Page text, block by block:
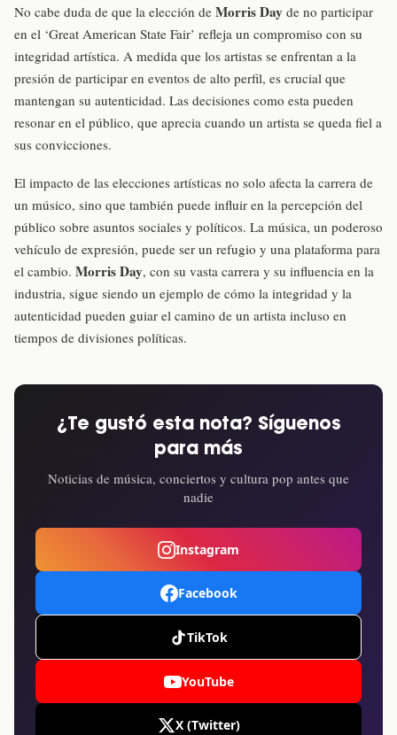
No cabe duda de que la elección de Morris Day de no participar
en el ‘Great American State Fair’ refleja un compromiso con su
integridad artística. A medida que los artistas se enfrentan a la
presión de participar en eventos de alto perfil, es crucial que
mantengan su autenticidad. Las decisiones como esta pueden
resonar en el público, que aprecia cuando un artista se queda fiel a
sus convicciones.
El impacto de las elecciones artísticas no solo afecta la carrera de
un músico, sino que también puede influir en la percepción del
público sobre asuntos sociales y políticos. La música, un poderoso
vehículo de expresión, puede ser un refugio y una plataforma para
el cambio. Morris Day, con su vasta carrera y su influencia en la
industria, sigue siendo un ejemplo de cómo la integridad y la
autenticidad pueden guiar el camino de un artista incluso en
tiempos de divisiones políticas.
¿Te gustó esta nota? Síguenos
para más
Noticias de música, conciertos y cultura pop antes que
nadie
Instagram
Facebook
TikTok
YouTube
X (Twitter)